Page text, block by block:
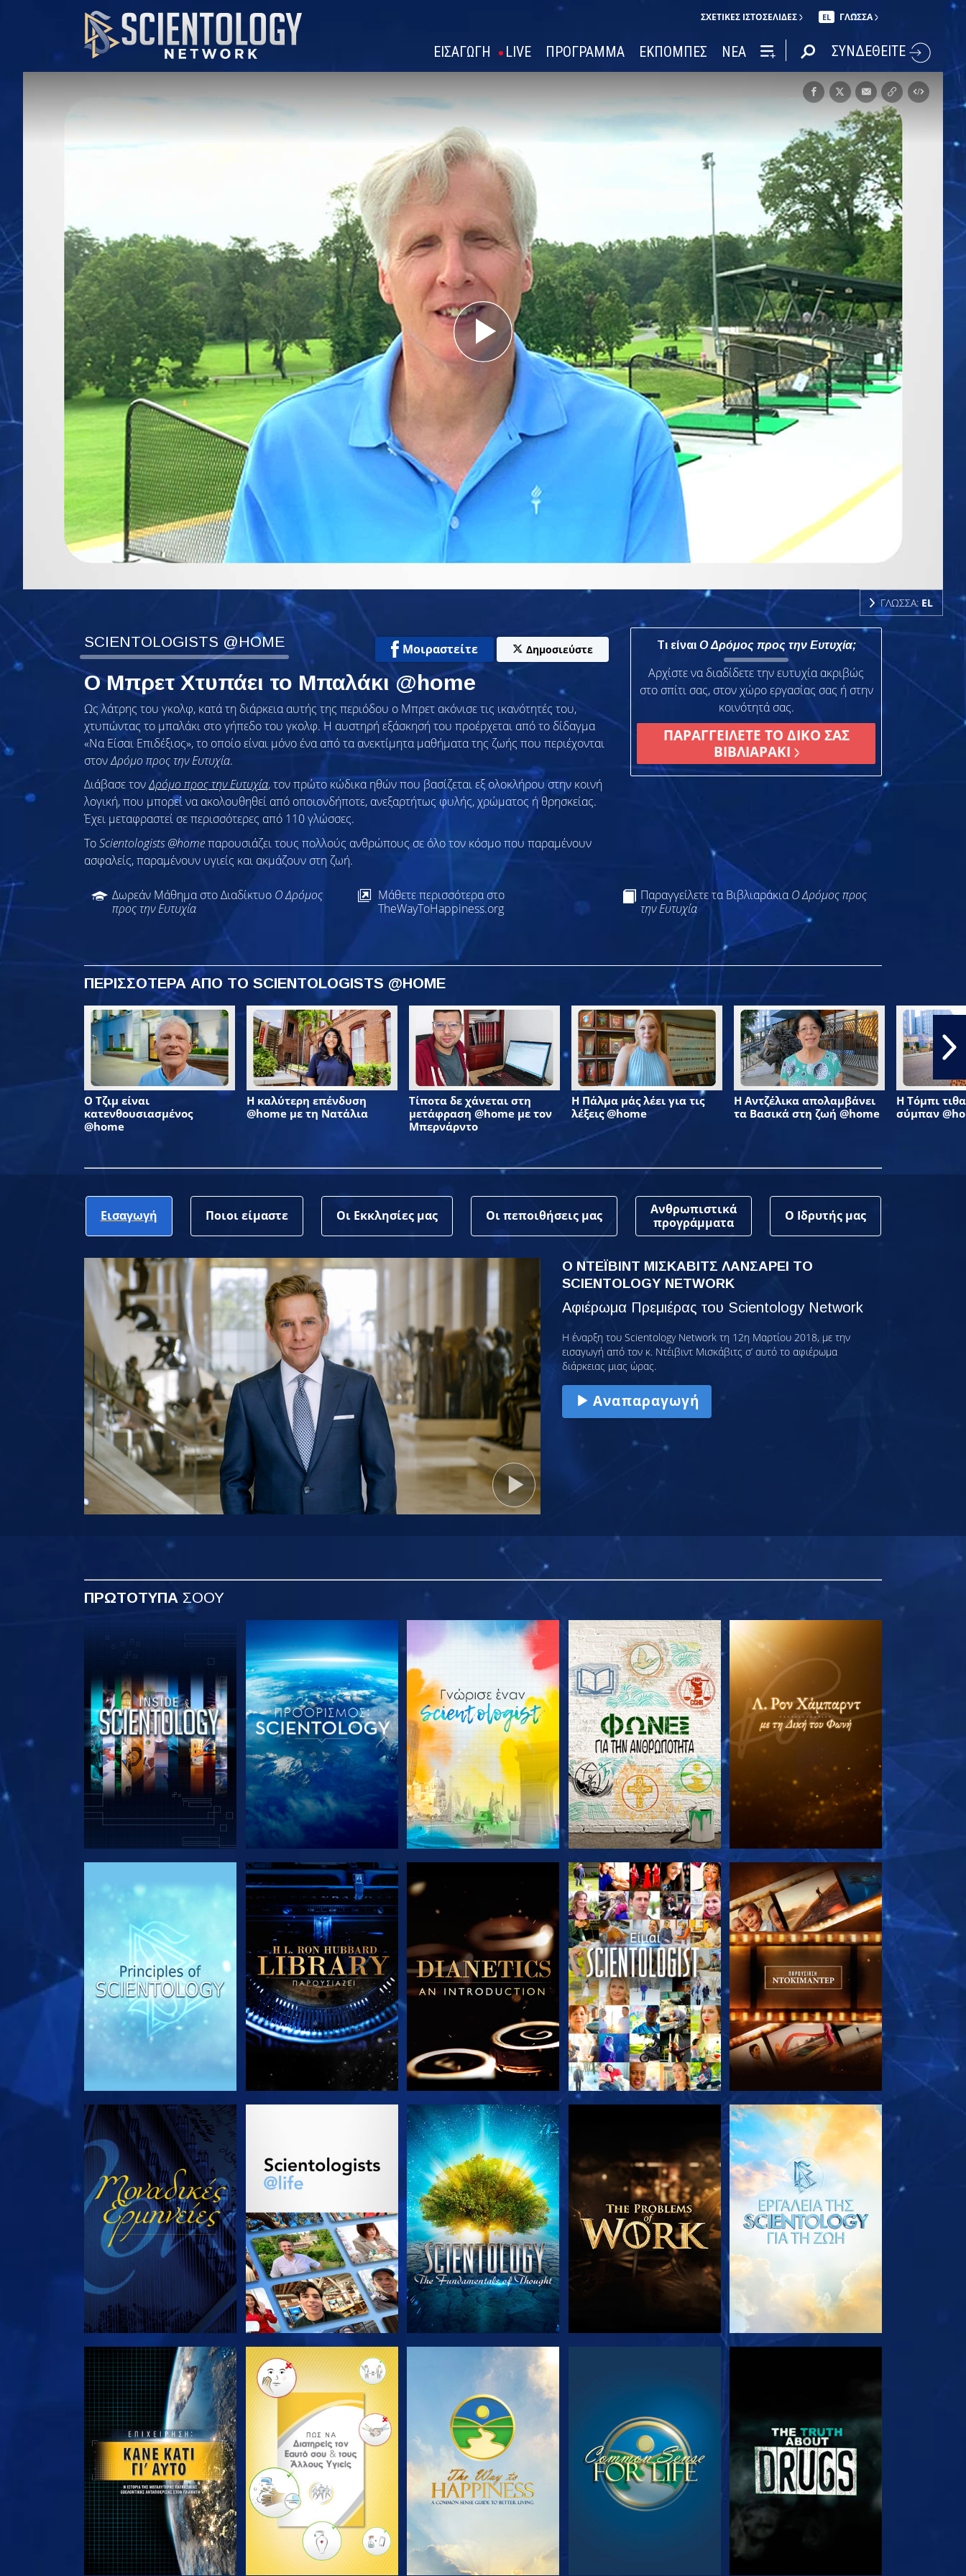
ΣΧΕΤΙΚΈΣ ΙΣΤΟΣΕΛΊΔΕΣ EL ΓΛΩΣΣΑ
ΕΙΣΑΓΩΓΗ LIVE ΠΡΟΓΡΑΜΜΑ ΕΚΠΟΜΠΕΣ ΝΕΑ ΣΥΝΔΕΘΕΙΤΕ
Play
Video
ΓΛΩΣΣΑ: EL
SCIENTOLOGISTS @HOME Μοιραστείτε Δημοσιεύστε
Ο Μπρετ Χτυπάει το Μπαλάκι @home
Ως λάτρης του γκολφ, κατά τη διάρκεια αυτής της περιόδου ο Μπρετ ακόνισε τις ικανότητές του,
χτυπώντας το μπαλάκι στο γήπεδο του γκολφ. Η αυστηρή εξάσκησή του προέρχεται από το δίδαγμα
«Να Είσαι Επιδέξιος», το οποίο είναι μόνο ένα από τα ανεκτίμητα μαθήματα της ζωής που περιέχονται
στονΔρόμο προς την Ευτυχία.
Διάβασε τονΔρόμο προς την Ευτυχία, τον πρώτο κώδικα ηθών που βασίζεται εξ ολοκλήρου στην κοινή
λογική, που μπορεί να ακολουθηθεί από οποιονδήποτε, ανεξαρτήτως φυλής, χρώματος ή θρησκείας.
Έχει μεταφραστεί σε περισσότερες από 110 γλώσσες.
ToScientologists @homeπαρουσιάζει τους πολλούς ανθρώπους σε όλο τον κόσμο που παραμένουν
ασφαλείς, παραμένουν υγιείς και ακμάζουν στη ζωή.
Τι είναι Ο Δρόμος προς την Ευτυχία;
Αρχίστε να διαδίδετε την ευτυχία ακριβώς
στο σπίτι σας, στον χώρο εργασίας σας ή στην
κοινότητά σας.
ΠΑΡΑΓΓΕΙΛΕΤΕ ΤΟ ΔΙΚΟ ΣΑΣ
ΒΙΒΛΙΑΡΑΚΙ
Δωρεάν Μάθημα στο Διαδίκτυο Ο Δρόμος
προς την Ευτυχία
Μάθετε περισσότερα στο
TheWayToHappiness.org
Παραγγείλετε τα ΒιβλιαράκιαΟ Δρόμος προς
την Ευτυχία
ΠΕΡΙΣΣΟΤΕΡΑ ΑΠΟ ΤΟ SCIENTOLOGISTS @HOME
Ο Τζιμ είναι
κατενθουσιασμένος
@home
Η καλύτερη επένδυση
@home με τη Νατάλια
Τίποτα δε χάνεται στη
μετάφραση @home με τον
Μπερνάρντο
Η Πάλμα μάς λέει για τις
λέξεις @home
Η Αντζέλικα απολαμβάνει
τα Βασικά στη ζωή @home
Η Τόμπι
σύμπαν
Εισαγωγή Ποιοι είμαστε Οι Εκκλησίες μας Οι πεποιθήσεις μας
Ανθρωπιστικά
προγράμματα
Ο Ιδρυτής μας
Ο ΝΤΕΪΒΙΝΤ ΜΙΣΚΑΒΙΤΣ ΛΑΝΣΑΡΕΙ ΤΟ
SCIENTOLOGY NETWORK
Αφιέρωμα Πρεμιέρας του Scientology Network
Η έναρξη του Scientology Network τη 12η Μαρτίου 2018, με την
εισαγωγή από τον κ. Ντέιβιντ Μισκάβιτς σ’ αυτό το αφιέρωμα
διάρκειας μιας ώρας.
Αναπαραγωγή
ΠΡΩΤΟΤΥΠΑ ΣΟΟΥ
ΕΞΕΡΕΥΝΗΣΤΕ ΤΗ ΣΕΙΡΑ ΕΞΕΡΕΥΝΗΣΤΕ ΤΗ ΣΕΙΡΑ ΕΞΕΡΕΥΝΗΣΤΕ ΤΗ ΣΕΙΡΑ ΕΞΕΡΕΥΝΗΣΤΕ ΤΗ ΣΕΙΡΑ ΕΞΕΡΕΥΝΗΣΤΕ ΤΗ ΣΕΙΡΑ
ΠΑΡΑΚΟΛΟΥΘΗΣΤΕ ΠΑΡΑΚΟΛΟΥΘΗΣΤΕ ΕΞΕΡΕΥΝΗΣΤΕ ΤΗ ΣΕΙΡΑ ΕΞΕΡΕΥΝΗΣΤΕ ΤΗ ΣΕΙΡΑ
ΕΞΕΡΕΥΝΗΣΤΕ ΤΗ ΣΕΙΡΑ ΕΞΕΡΕΥΝΗΣΤΕ ΤΗ ΣΕΙΡΑ